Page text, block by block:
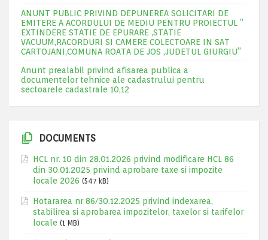
ANUNT PUBLIC PRIVIND DEPUNEREA SOLICITARI DE
EMITERE A ACORDULUI DE MEDIU PENTRU PROIECTUL ”
EXTINDERE STATIE DE EPURARE ,STATIE
VACUUM,RACORDURI SI CAMERE COLECTOARE IN SAT
CARTOJANI,COMUNA ROATA DE JOS ,JUDETUL GIURGIU”
Anunt prealabil privind afisarea publica a
documentelor tehnice ale cadastrului pentru
sectoarele cadastrale 10,12
DOCUMENTS
HCL nr. 10 din 28.01.2026 privind modificare HCL 86
din 30.01.2025 privind aprobare taxe si impozite
locale 2026 (547 kB)
Hotararea nr 86/30.12.2025 privind indexarea,
stabilirea si aprobarea impozitelor, taxelor si tarifelor
locale (1 MB)